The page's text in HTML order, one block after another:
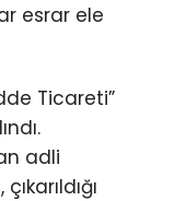
esrar ele
Ticareti”
adli